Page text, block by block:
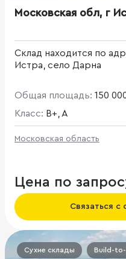
Московская обл, г
Склад находится по
Истра, село Дарна
Общая площадь: 150
Класс: B+, A
Московская область
Цена по
Связаться
Сухие склады Build-